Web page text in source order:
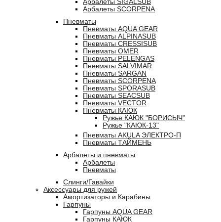
Арбалеты SIGALSUB
Арбалеты SCORPENA
Пневматы
Пневматы AQUA GEAR
Пневматы ALPINASUB
Пневматы CRESSISUB
Пневматы OMER
Пневматы PELENGAS
Пневматы SALVIMAR
Пневматы SARGAN
Пневматы SCORPENA
Пневматы SPORASUB
Пневматы SEACSUB
Пневматы VECTOR
Пневматы КАЮК
Ружье КАЮК "БОРИСЫЧ"
Ружье "КАЮК-13"
Пневматы AKULA ЭЛЕКТРО-П
Пневматы ТАЙМЕНЬ
Арбалеты и пневматы
Арбалеты
Пневматы
Слинги/Гавайки
Аксессуары для ружей
Амортизаторы и Карабины
Гарпуны
Гарпуны AQUA GEAR
Гарпуны КАЮК